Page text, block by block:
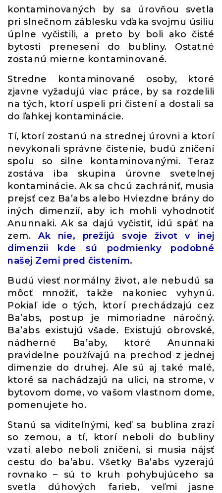
kontaminovaných by sa úrovňou svetla
pri slnečnom záblesku vďaka svojmu úsiliu
úplne vyčistili, a preto by boli ako čisté
bytosti prenesení do bubliny. Ostatné
zostanú mierne kontaminované.
Stredne kontaminované osoby, ktoré
zjavne vyžadujú viac práce, by sa rozdelili
na tých, ktorí uspeli pri čistení a dostali sa
do ľahkej kontaminácie.
Tí, ktorí zostanú na strednej úrovni a ktorí
nevykonali správne čistenie, budú zničení
spolu so silne kontaminovanými. Teraz
zostáva iba skupina úrovne svetelnej
kontaminácie. Ak sa chcú zachrániť, musia
prejsť cez Ba’abs alebo Hviezdne brány do
iných dimenzií, aby ich mohli vyhodnotiť
Anunnaki. Ak sa dajú vyčistiť, idú späť na
zem. Ak nie, prežijú svoje život v inej
dimenzii kde sú podmienky podobné
našej Zemi pred čistením.
Budú viesť normálny život, ale nebudú sa
môcť množiť, takže nakoniec vyhynú.
Pokiaľ ide o tých, ktorí prechádzajú cez
Ba’abs, postup je mimoriadne náročný.
Ba’abs existujú všade. Existujú obrovské,
nádherné Ba’aby, ktoré Anunnaki
pravidelne používajú na prechod z jednej
dimenzie do druhej. Ale sú aj také malé,
ktoré sa nachádzajú na ulici, na strome, v
bytovom dome, vo vašom vlastnom dome,
pomenujete ho.
Stanú sa viditeľnými, keď sa bublina zrazí
so zemou, a tí, ktorí neboli do bubliny
vzatí alebo neboli zničení, si musia nájsť
cestu do ba’abu. Všetky Ba’abs vyzerajú
rovnako – sú to kruh pohybujúceho sa
svetla dúhových farieb, veľmi jasne